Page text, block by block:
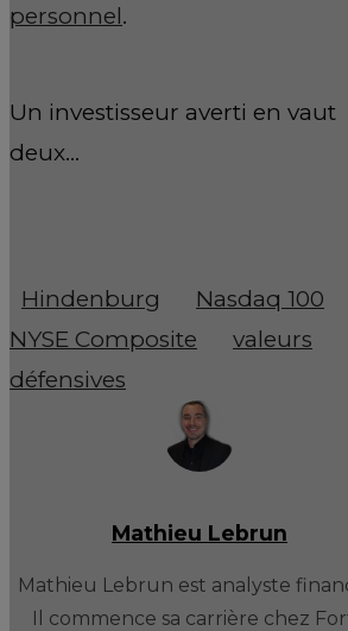
personnel.
Un investisseur averti en vaut
deux…
Hindenburg
Nasdaq 100
NYSE Composite
valeurs
défensives
Mathieu Lebrun
Mathieu Lebrun est analyste
Il commence sa carrière chez